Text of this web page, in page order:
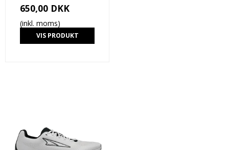
650,00 DKK
(inkl. moms)
VIS PRODUKT